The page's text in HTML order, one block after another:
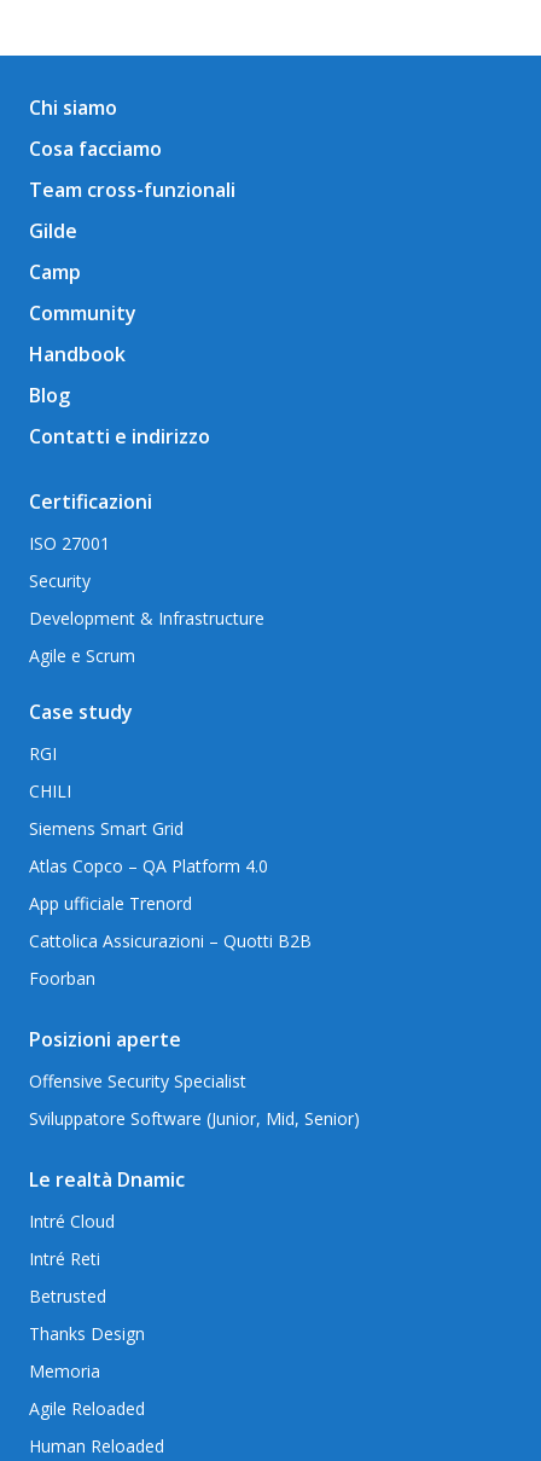
Chi siamo
Cosa facciamo
Team cross-funzionali
Gilde
Camp
Community
Handbook
Blog
Contatti e indirizzo
Certificazioni
ISO 27001
Security
Development & Infrastructure
Agile e Scrum
Case study
RGI
CHILI
Siemens Smart Grid
Atlas Copco – QA Platform 4.0
App ufficiale Trenord
Cattolica Assicurazioni – Quotti B2B
Foorban
Posizioni aperte
Offensive Security Specialist
Sviluppatore Software (Junior, Mid, Senior)
Le realtà Dnamic
Intré Cloud
Intré Reti
Betrusted
Thanks Design
Memoria
Agile Reloaded
Human Reloaded